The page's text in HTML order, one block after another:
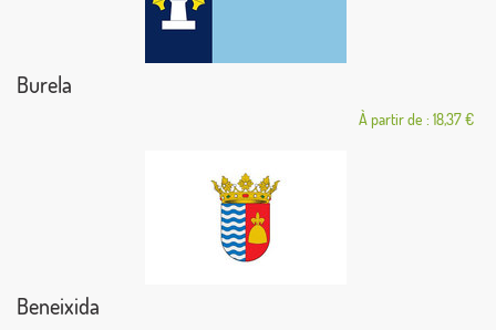
Burela
À partir de : 18,37 €
Beneixida